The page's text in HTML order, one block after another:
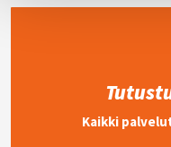
Kaikki